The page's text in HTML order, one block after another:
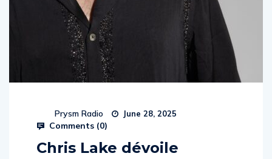
Prysm Radio June 28, 2025
Comments (0)
Chris Lake dévoile